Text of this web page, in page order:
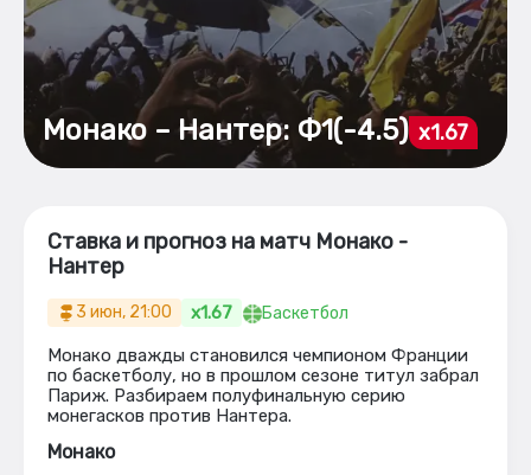
Монако – Нантер: Ф1(-4.5) x1.67
Ставка и прогноз на матч Монако -
Нантер
3 июн, 21:00 x1.67 Баскетбол
Монако дважды становился чемпионом Франции
по баскетболу, но в прошлом сезоне титул забрал
Париж. Разбираем полуфинальную серию
монегасков против Нантера.
Монако